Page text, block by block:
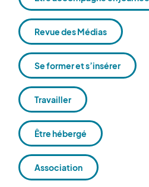
Revue des Médias
Se former et s’insérer
Travailler
Être hébergé
Association